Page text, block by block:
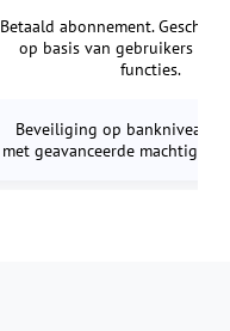
Betaald abonnement.
op basis van gebruikers en
functies.
Beveiliging op bankniveau
met geavanceerde